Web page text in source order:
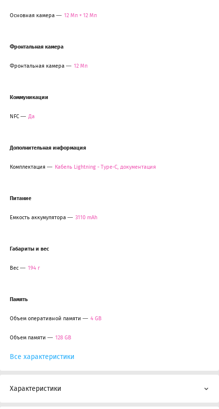
Основная камера 12 Мп + 12 Мп
Фронтальная камера
Фронтальная камера 12 Мп
Коммуникации
NFC Да
Дополнительная информация
Комплектация Кабель Lightning - Type-C, документация
Питание
Емкость аккумулятора 3110 mAh
Габариты и вес
Вес 194 г
Память
Объем оперативной памяти 4 GB
Объем памяти 128 GB
Все характеристики
Характеристики